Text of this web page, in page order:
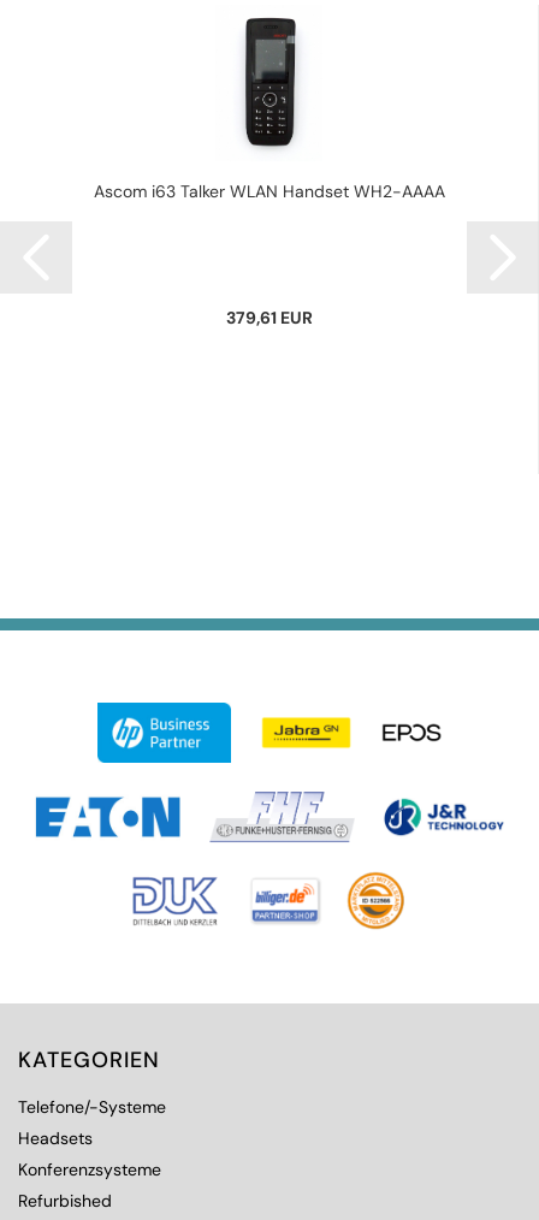
Ascom i63 Talker WLAN Handset WH2-AAAA
379,61 EUR
KATEGORIEN
Telefone/-Systeme
Headsets
Konferenzsysteme
Refurbished